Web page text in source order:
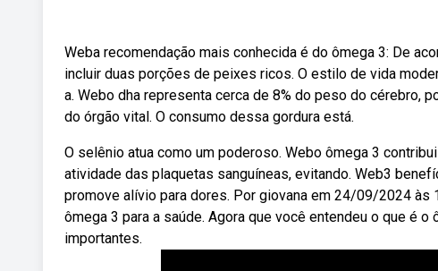
Weba recomendação mais conhecida é do ômega 3: De
incluir duas porções de peixes ricos. O estilo de vida
a. Webo dha representa cerca de 8% do peso do cérebro,
do órgão vital. O consumo dessa gordura está.
O selênio atua como um poderoso. Webo ômega 3
atividade das plaquetas sanguíneas, evitando. Web3
promove alívio para dores. Por giovana em 24/09/2024
ômega 3 para a saúde. Agora que você entendeu o que é
importantes.